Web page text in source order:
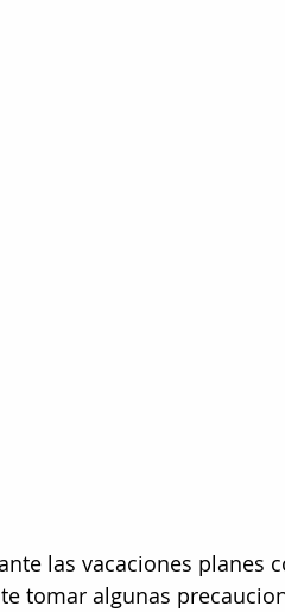
las vacaciones planes
tomar algunas